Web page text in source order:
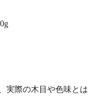
実際の木目や色味とは